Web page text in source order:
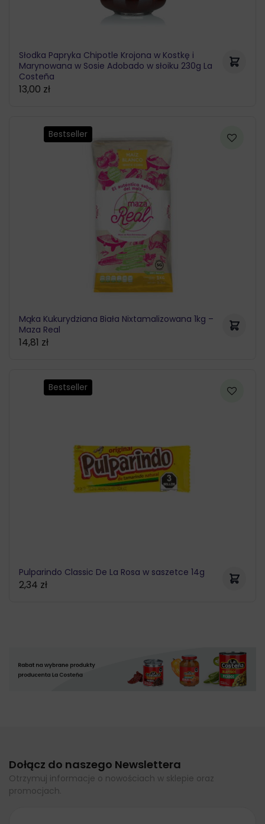
Słodka Papryka Chipotle Krojona w Kostkę i
Marynowana w Sosie Adobado w słoiku 230g La
Costeña
13,00 zł
Bestseller
Mąka Kukurydziana Biała Nixtamalizowana 1kg –
Maza Real
14,81 zł
Bestseller
Pulparindo Classic De La Rosa w saszetce 14g
2,34 zł
Dołącz do naszego Newslettera
Otrzymuj informacje o nowościach w sklepie oraz
promocjach.